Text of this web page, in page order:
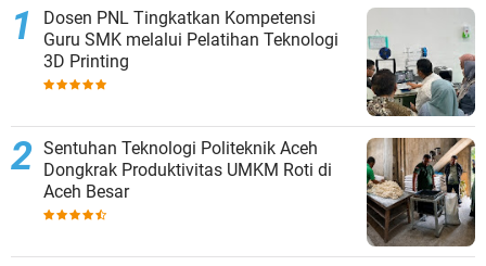
Dosen PNL Tingkatkan Kompetensi
Guru SMK melalui Pelatihan Teknologi
3D Printing
Sentuhan Teknologi Politeknik Aceh
Dongkrak Produktivitas UMKM Roti di
Aceh Besar